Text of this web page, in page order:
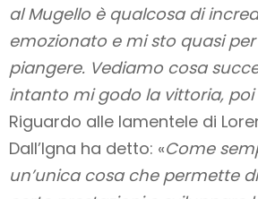
al Mugello è qualcosa di
emozionato e mi sto quasi
piangere. Vediamo cosa
intanto mi godo la vittoria, poi
Riguardo alle lamentele di
Dall’Igna ha detto: «Come
un’unica cosa che permette